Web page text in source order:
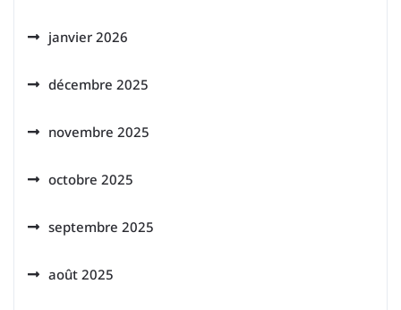
janvier 2026
décembre 2025
novembre 2025
octobre 2025
septembre 2025
août 2025